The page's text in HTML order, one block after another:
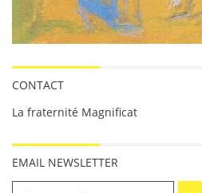
CONTACT
La fraternité Magnificat
EMAIL NEWSLETTER